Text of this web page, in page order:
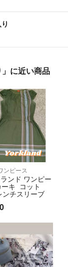
に近い商品
ンピース
ンド ワンピー
ーキ コット
ンチスリーブ